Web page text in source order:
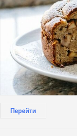
Перейти